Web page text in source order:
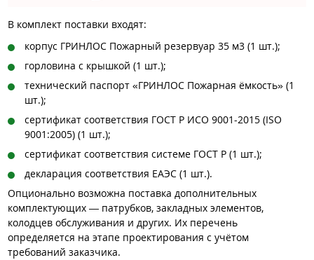
В комплект поставки входят:
корпус ГРИНЛОС Пожарный резервуар 35 м3 (1 шт.);
горловина с крышкой (1 шт.);
технический паспорт «ГРИНЛОС Пожарная ёмкость» (1
шт.);
сертификат соответствия ГОСТ Р ИСО 9001-2015 (ISO
9001:2005) (1 шт.);
сертификат соответствия системе ГОСТ Р (1 шт.);
декларация соответствия ЕАЭС (1 шт.).
Опционально возможна поставка дополнительных
комплектующих — патрубков, закладных элементов,
колодцев обслуживания и других. Их перечень
определяется на этапе проектирования с учётом
требований заказчика.